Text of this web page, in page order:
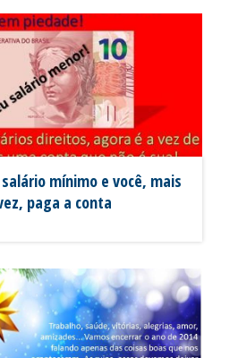
mínimo e você, mais
paga a conta